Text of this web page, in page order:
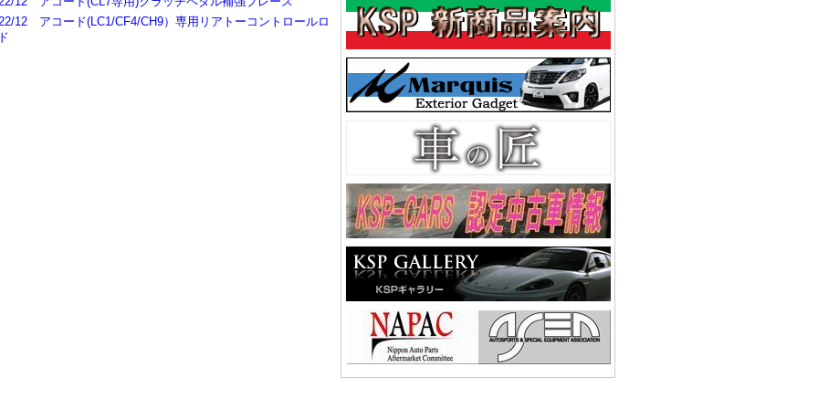
12 アコード(LC1/CF4/CH9）専用リアトーコントロールロ